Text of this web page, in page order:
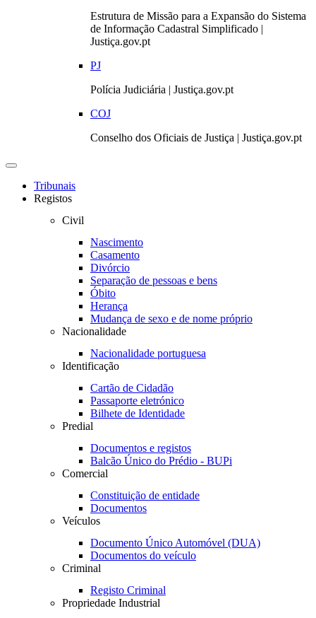
Estrutura de Missão para a Expansão do Sistema
de Informação Cadastral Simplificado |
Justiça.gov.pt
PJ
Polícia Judiciária | Justiça.gov.pt
COJ
Conselho dos Oficiais de Justiça | Justiça.gov.pt
Toggle
navigationTribunais
Registos
Civil
Nascimento
Casamento
Divórcio
Separação de pessoas e bens
Óbito
Herança
Mudança de sexo e de nome próprio
Nacionalidade
Nacionalidade portuguesa
Identificação
Cartão de Cidadão
Passaporte eletrónico
Bilhete de Identidade
Predial
Documentos e registos
Balcão Único do Prédio - BUPi
Comercial
Constituição de entidade
Documentos
Veículos
Documento Único Automóvel (DUA)
Documentos do veículo
Criminal
Registo Criminal
Propriedade Industrial